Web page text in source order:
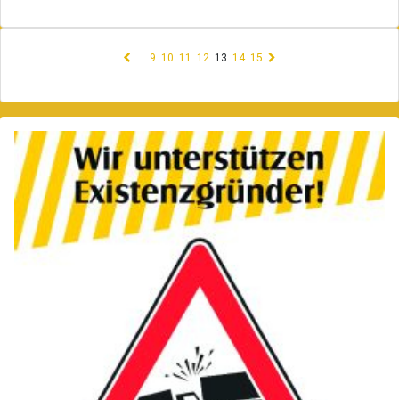
… 9 10 11 12 13 (current)
14 15